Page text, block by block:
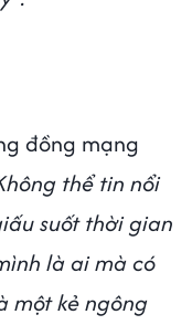
đồng mạng
thể tin nổi
suốt thời gian
là ai mà có
một kẻ ngông